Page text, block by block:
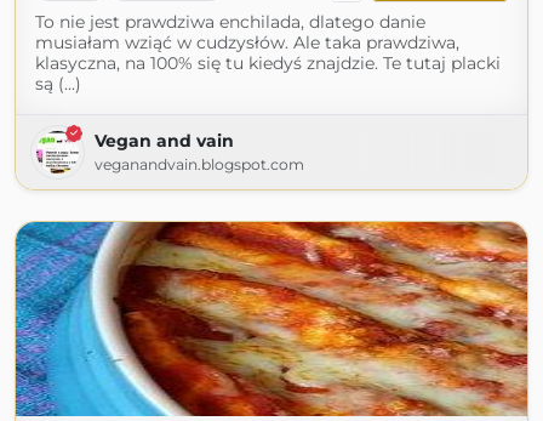
To nie jest prawdziwa enchilada, dlatego danie
musiałam wziąć w cudzysłów. Ale taka prawdziwa,
klasyczna, na 100% się tu kiedyś znajdzie. Te tutaj placki
są (...)
Vegan and vain
veganandvain.blogspot.com